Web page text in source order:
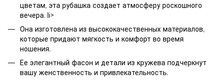
цветам, эта рубашка создает атмосферу роскошного
вечера. li>
Она изготовлена из высококачественных материалов,
которые придают мягкость и комфорт во время
ношения.
Ее элегантный фасон и детали из кружева подчеркнут
вашу женственность и привлекательность.